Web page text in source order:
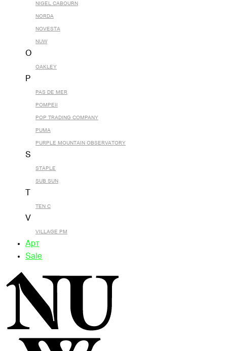
NIGEL CABOURN
NORDA
NOVESTA
NUW
O
OAKLEY
P
PAS DE MER
POMPEII
POP TRADING COMPANY
PUMA
PURPLE MOUNTAIN OBSERVATORY
S
STAPLE
SUB SUN
TEN C
V
VILLAGE PM
Арт
Sale